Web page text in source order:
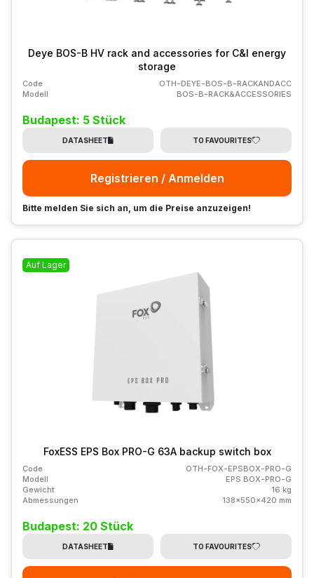
Deye BOS-B HV rack and accessories for C&I energy
storage
Code
OTH-DEYE-BOS-B-RACKANDACC
Modell
BOS-B-RACK&ACCESSORIES
Budapest: 5 Stück
DATASHEET TO FAVOURITES
Registrieren / Anmelden
Bitte melden Sie sich an, um die Preise anzuzeigen!
Auf Lager
FoxESS EPS Box PRO-G 63A backup switch box
Code
OTH-FOX-EPSBOX-PRO-G
Modell
EPS BOX-PRO-G
Gewicht
16 kg
Abmessungen
138x550x420 mm
Budapest: 20 Stück
DATASHEET TO FAVOURITES